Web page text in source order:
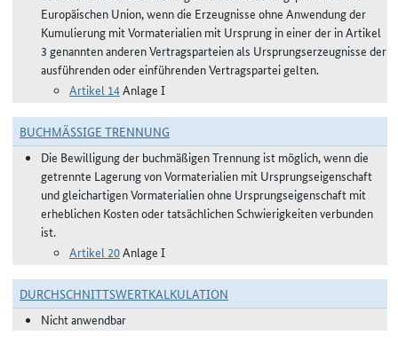
Europäischen Union, wenn die Erzeugnisse ohne Anwendung der
Kumulierung mit Vormaterialien mit Ursprung in einer der in Artikel
3 genannten anderen Vertragsparteien als Ursprungserzeugnisse der
ausführenden oder einführenden Vertragspartei gelten.
Artikel 14Anlage I
BUCHMÄSSIGE TRENNUNG
Die Bewilligung der buchmäßigen Trennung ist möglich, wenn die
getrennte Lagerung von Vormaterialien mit Ursprungseigenschaft
und gleichartigen Vormaterialien ohne Ursprungseigenschaft mit
erheblichen Kosten oder tatsächlichen Schwierigkeiten verbunden
ist.
Artikel 20Anlage I
DURCHSCHNITTSWERTKALKULATION
Nicht anwendbar